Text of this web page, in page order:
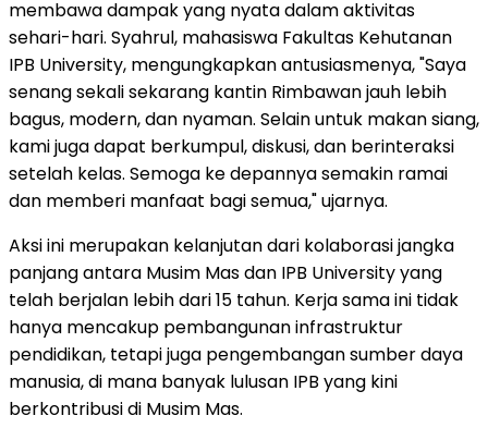
membawa dampak yang nyata dalam aktivitas
sehari-hari. Syahrul, mahasiswa Fakultas Kehutanan
IPB University, mengungkapkan antusiasmenya, "Saya
senang sekali sekarang kantin Rimbawan jauh lebih
bagus, modern, dan nyaman. Selain untuk makan siang,
kami juga dapat berkumpul, diskusi, dan berinteraksi
setelah kelas. Semoga ke depannya semakin ramai
dan memberi manfaat bagi semua," ujarnya.
Aksi ini merupakan kelanjutan dari kolaborasi jangka
panjang antara Musim Mas dan IPB University yang
telah berjalan lebih dari 15 tahun. Kerja sama ini tidak
hanya mencakup pembangunan infrastruktur
pendidikan, tetapi juga pengembangan sumber daya
manusia, di mana banyak lulusan IPB yang kini
berkontribusi di Musim Mas.